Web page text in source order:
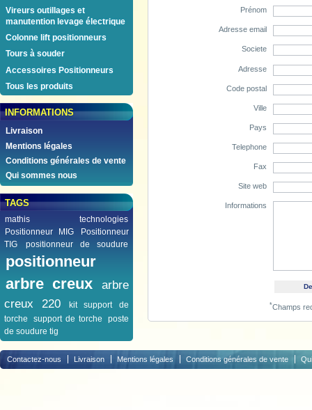
Vireurs outillages et
manutention levage électrique
Colonne lift positionneurs
Tours à souder
Accessoires Positionneurs
Tous les produits
INFORMATIONS
Livraison
Mentions légales
Conditions générales de vente
Qui sommes nous
TAGS
mathis technologies
Positionneur MIG
Positionneur
TIG
positionneur de soudure
positionneur
arbre creux
arbre
creux 220
kit support de
torche
support de torche
poste
de soudure tig
Prénom
Adresse email
Societe
Adresse
Code postal
Ville
Pays
Telephone
Fax
Site web
Informations
*Champs
Contactez-nous Livraison Mentions légales Conditions générales de vente